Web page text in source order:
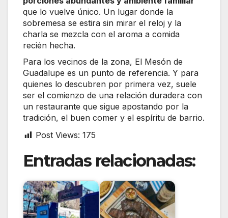
que lo vuelve único. Un lugar donde la
sobremesa se estira sin mirar el reloj y la
charla se mezcla con el aroma a comida
recién hecha.
Para los vecinos de la zona, El Mesón de
Guadalupe es un punto de referencia. Y para
quienes lo descubren por primera vez, suele
ser el comienzo de una relación duradera con
un restaurante que sigue apostando por la
tradición, el buen comer y el espíritu de barrio.
Post Views: 175
Entradas relacionadas: